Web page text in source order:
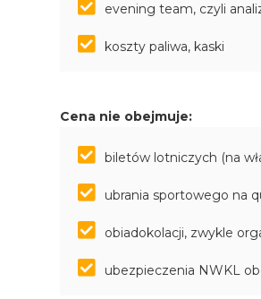
evening team, czyli
koszty paliwa, kaski
Cena nie obejmuje:
biletów lotniczych (na
ubrania sportowego na
obiadokolacji, zwykle
ubezpieczenia NWKL